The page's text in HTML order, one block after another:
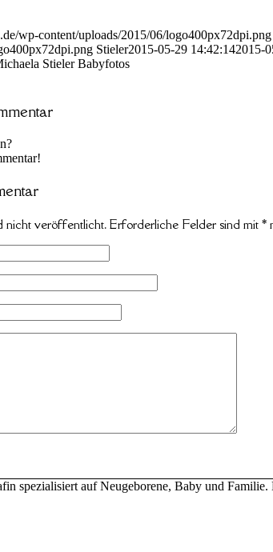
wp-content/uploads/2015/06/logo400px72dpi.png
Stieler2015-05-29 14:42:142015-
Stieler Babyfotos
nicht veröffentlicht. Erforderliche Felder sind mit *
spezialisiert auf Neugeborene, Baby und